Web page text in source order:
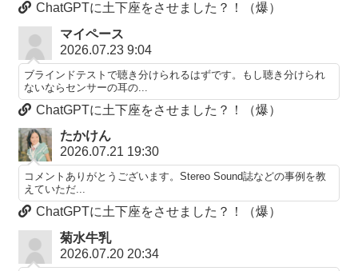
ChatGPTに土下座をさせました？！（爆）
マイペース
2026.07.23 9:04
ブラインドテストで聴き分けられるはずです。もし聴き分けられ
ないならセンサーの耳の...
ChatGPTに土下座をさせました？！（爆）
たかけん
2026.07.21 19:30
コメントありがとうございます。Stereo Sound誌などの事例を教
えていただ...
ChatGPTに土下座をさせました？！（爆）
菊水牛乳
2026.07.20 20:34